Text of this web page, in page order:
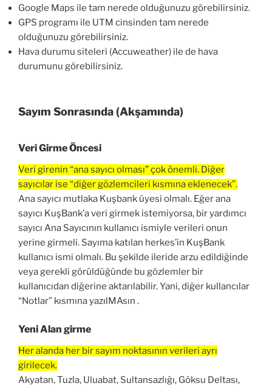
Google Maps ile tam nerede olduğunuzu görebilirsiniz.
GPS programı ile UTM cinsinden tam nerede
olduğunuzu görebilirsiniz.
Hava durumu siteleri (Accuweather) ile de hava
durumunu görebilirsiniz.
Sayım Sonrasında (Akşamında)
Veri Girme Öncesi
Veri girenin “ana sayıcı olması” çok önemli. Diğer
sayıcılar ise “diğer gözlemcileri kısmına eklenecek”.
Ana sayıcı mutlaka Kuşbank üyesi olmalı. Eğer ana
sayıcı KuşBank’a veri girmek istemiyorsa, bir yardımcı
sayıcı Ana Sayıcının kullanıcı ismiyle verileri onun
yerine girmeli. Sayıma katılan herkes’in KuşBank
kullanıcı ismi olmalı. Bu şekilde ileride arzu edildiğinde
veya gerekli görüldüğünde bu gözlemler bir
kullanıcıdan diğerine aktarılabilir. Yani, diğer kullancılar
“Notlar” kısmına yazılMAsın .
Yeni Alan girme
Her alanda her bir sayım noktasının verileri ayrı
girilecek.
Akyatan, Tuzla, Uluabat, Sultansazlığı, Göksu Deltası,